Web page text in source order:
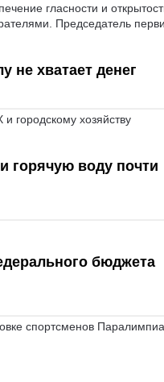
гласности и
Председатель
не хватает денег
городскому хозяйству
горячую воду почти
бюджета
спортсменов